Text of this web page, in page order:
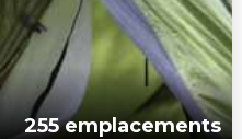
255 emplacements